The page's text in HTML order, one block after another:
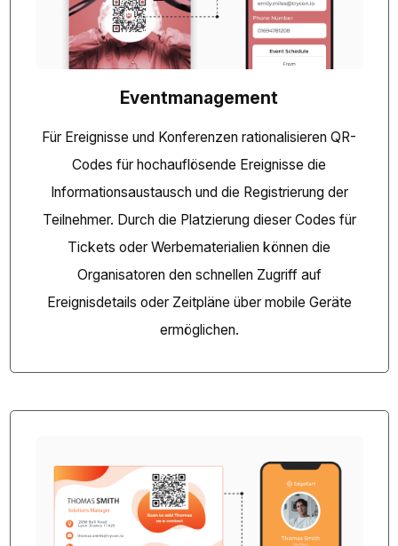
Eventmanagement
Für Ereignisse und Konferenzen rationalisieren QR-
Codes für hochauflösende Ereignisse die
Informationsaustausch und die Registrierung der
Teilnehmer. Durch die Platzierung dieser Codes für
Tickets oder Werbematerialien können die
Organisatoren den schnellen Zugriff auf
Ereignisdetails oder Zeitpläne über mobile Geräte
ermöglichen.